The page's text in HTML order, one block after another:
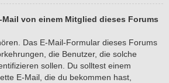
Mail von einem Mitglied dieses Forums
Das E-Mail-Formular dieses Forums
die Benutzer, die solche
sollen. Du solltest einem
E-Mail, die du bekommen hast,